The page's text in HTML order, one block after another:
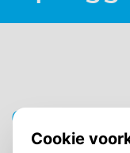
Opzeggen